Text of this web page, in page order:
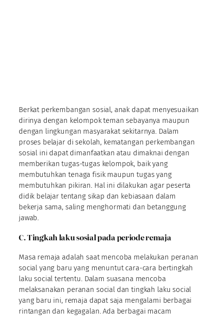
Berkat perkembangan sosial, anak dapat menyesuaikan
dirinya dengan kelompok teman sebayanya maupun
dengan lingkungan masyarakat sekitarnya. Dalam
proses belajar di sekolah, kematangan perkembangan
sosial ini dapat dimanfaatkan atau dimaknai dengan
memberikan tugas-tugas kelompok, baik yang
membutuhkan tenaga fisik maupun tugas yang
membutuhkan pikiran. Hal ini dilakukan agar peserta
didik belajar tentang sikap dan kebiasaan dalam
bekerja sama, saling menghormati dan betanggung
jawab.
C. Tingkah laku sosial pada periode remaja
Masa remaja adalah saat mencoba melakukan peranan
social yang baru yang menuntut cara-cara bertingkah
laku social tertentu. Dalam suasana mencoba
melaksanakan peranan social dan tingkah laku social
yang baru ini, remaja dapat saja mengalami berbagai
rintangan dan kegagalan. Ada berbagai macam